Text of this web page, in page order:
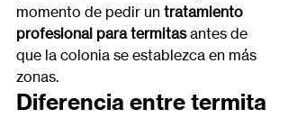
momento de pedir un tratamiento
profesional para termitas antes de
que la colonia se establezca en más
zonas.
Diferencia entre termita